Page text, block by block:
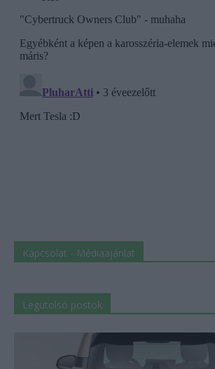
Kapcsolat - Médiaajánlat
Legutolsó postok